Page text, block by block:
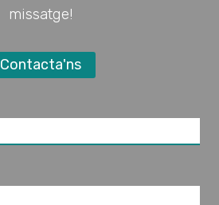
missatge!
Contacta'ns